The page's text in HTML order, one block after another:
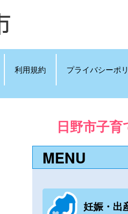
利用規約 プライバシーポ
日野市子
MENU
妊娠・出